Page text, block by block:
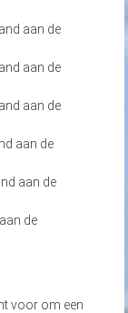
aan de
aan de
aan de
aan de
aan de
de
voor om een